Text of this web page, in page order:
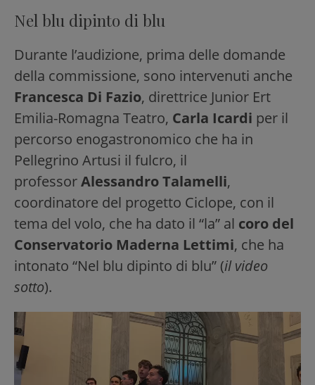
Nel blu dipinto di blu
Durante l’audizione, prima delle domande
della commissione, sono intervenuti anche
Francesca Di Fazio, direttrice Junior Ert
Emilia-Romagna Teatro, Carla Icardi per il
percorso enogastronomico che ha in
Pellegrino Artusi il fulcro, il
professorAlessandro Talamelli,
coordinatore del progetto Ciclope, con il
tema del volo, che ha dato il “la” al coro del
Conservatorio Maderna Lettimi, che ha
intonato “Nel blu dipinto di blu” (il video
sotto).